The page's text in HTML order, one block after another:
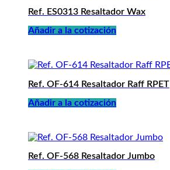
Ref. ES0313 Resaltador Wax
Añadir a la cotización
Ref. OF-614 Resaltador Raff RPET
Añadir a la cotización
Ref. OF-568 Resaltador Jumbo